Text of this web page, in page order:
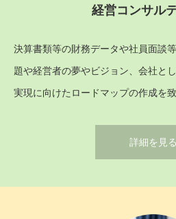
経営コンサル
決算書類等の財務データや社員面談
題や経営者の夢やビジョン、会社と
実現に向けたロードマップの作成を致
詳細を見る